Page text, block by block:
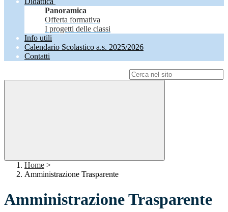
Panoramica
Offerta formativa
I progetti delle classi
Info utili
Calendario Scolastico a.s. 2025/2026
Contatti
Home >
Amministrazione Trasparente
Amministrazione Trasparente